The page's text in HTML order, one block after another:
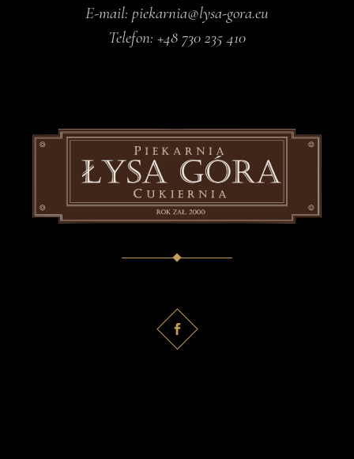
E-mail: piekarnia@lysa-gora.eu
Telefon: +48 730 235 410